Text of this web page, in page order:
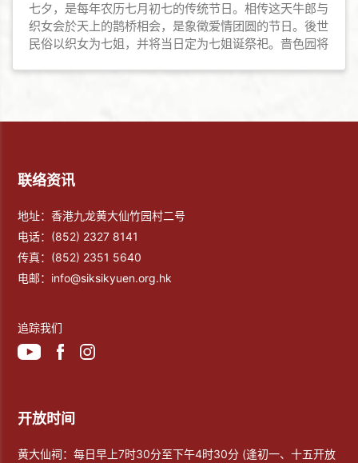
七夕，是每年农历七月初七的传统节日。相传这天牛郎与
织女会於天上的鹊桥相会，是象徵爱情团圆的节日。後世
民俗以织女为七姐，并将当日定为七姐诞祭祀。啬色园将
联络资讯
地址：香港九龙黄大仙竹园村二号
电话： (852) 2327 8141
传真： (852) 2351 5640
电邮： info@siksikyuen.org.hk
追踪我们
开放时间
黄大仙祠：每日早上7时30分至下午4时30分 (逢初一、十五开放